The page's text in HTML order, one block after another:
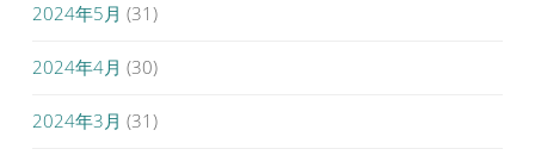
2024年5月 (31)
2024年4月 (30)
2024年3月 (31)